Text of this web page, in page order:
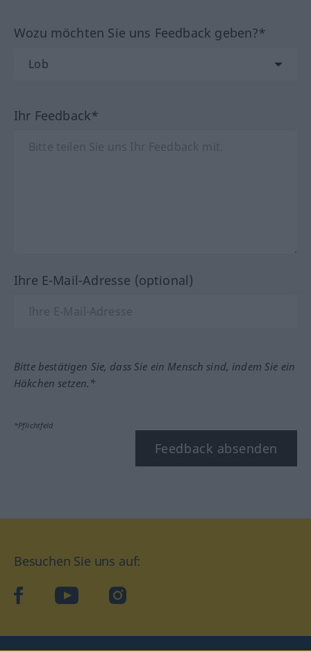
Wozu möchten Sie uns Feedback geben?*
Ihr Feedback*
Ihre E-Mail-Adresse (optional)
Bitte bestätigen Sie, dass Sie ein Mensch sind, indem Sie ein
Häkchen setzen.*
*Pflichtfeld
Feedback absenden
Besuchen Sie uns auf:
facebookYouTube Instagram